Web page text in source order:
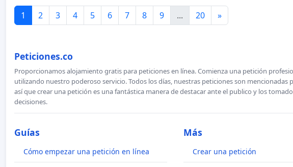
1 2 3 4 5 6 7 8 9 ... 20 »
Peticiones.co
Proporcionamos alojamiento gratis para peticiones en línea. Comienza una petición
utilizando nuestro poderoso servicio. Todos los días, nuestras peticiones son mencionadas
así que crear una petición es una fantástica manera de destacar ante el publico y los
decisiones.
Guías
Cómo empezar una petición en línea
Más
Crear una petición